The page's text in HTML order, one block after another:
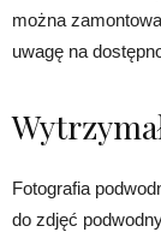
można
uwagę na
Fotografia
do zdjęć